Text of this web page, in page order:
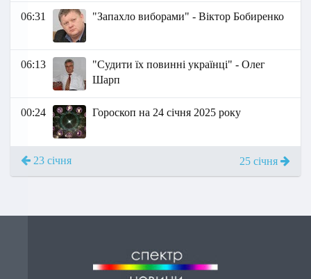
06:31 "Запахло виборами" - Віктор Бобиренко
06:13
"Судити їх повинні українці" - Олег
Шарп
00:24 Гороскоп на 24 січня 2025 року
23 січня 25 січня